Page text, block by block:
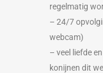
regelmatig
– 24/7
webcam)
– veel liefde
konijnen dit